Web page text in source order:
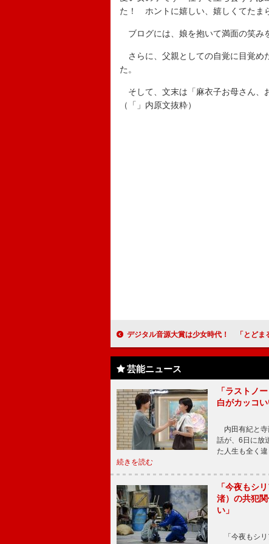
た！ ホントに嬉しい、嬉しくてたま
ブログには、娘を抱いて満面の笑み
さらに、父親としての自覚に目覚め
た。
そして、文末は「麻衣子お母さん、
（「」内原文抜粋）
デジタル音源大賞は少女時代！ 「とどまることなく成長しま
芸能ニュース
「ラストノ
白がカッコ
内田有紀と寺
話が、6日に放
た人生も全く
続きを読む
「今夜もシ
渚）の共犯
い」
「今夜もシリ